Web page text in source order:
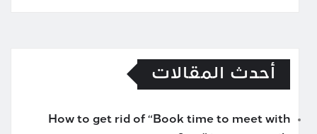
أحدث المقالات
How to get rid of “Book time to meet with